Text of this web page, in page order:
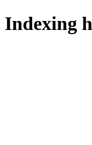
Indexing